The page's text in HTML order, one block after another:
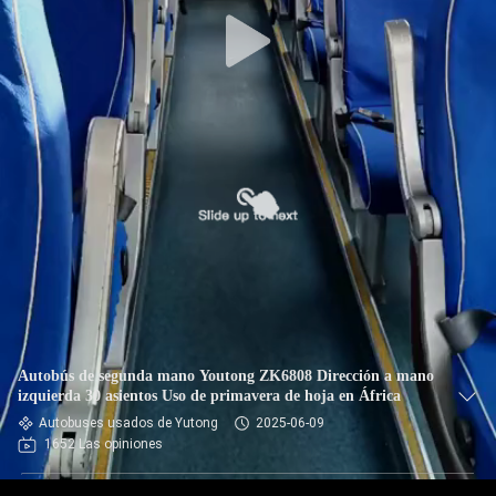
CONTROL
DE
CALIDAD
ÉNTRENOS
EN
CONTACTO
CON
PIDA
UNA
CITA
Autobús de segunda mano Youtong ZK6808 Dirección a mano
izquierda 30 asientos Uso de primavera de hoja en África
Autobuses usados de Yutong
2025-06-09
1652 Las opiniones